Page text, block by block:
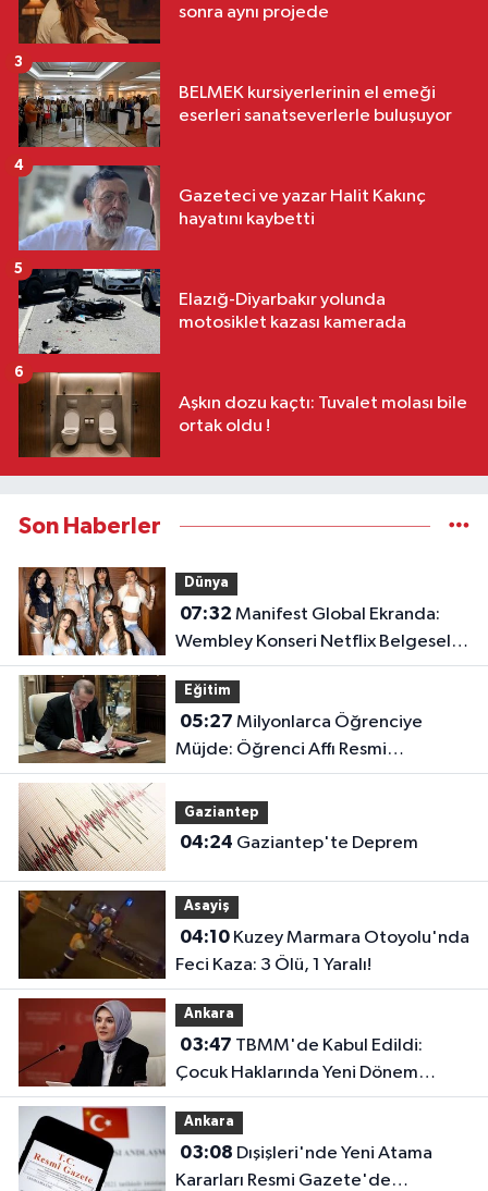
sonra aynı projede
BELMEK kursiyerlerinin el emeği
eserleri sanatseverlerle buluşuyor
3
Gazeteci ve yazar Halit Kakınç
hayatını kaybetti
4
Elazığ-Diyarbakır yolunda
motosiklet kazası kamerada
5
Aşkın dozu kaçtı: Tuvalet molası bile
ortak oldu !
6
Son Haberler
Dünya
07:32
Wembley Konseri Netflix Belgeseli
Oluyor!
Eğitim
05:27
Müjde: Öğrenci Affı Resmi
Gazete'de Yayımlandı!
Gaziantep
04:24 Gaziantep'te Deprem
Asayiş
04:10Kuzey Marmara Otoyolu'nda
Feci Kaza: 3 Ölü, 1 Yaralı!
Ankara
03:47
Çocuk Haklarında Yeni Dönem
Başlıyor!
Ankara
03:08
Kararları Resmi Gazete'de